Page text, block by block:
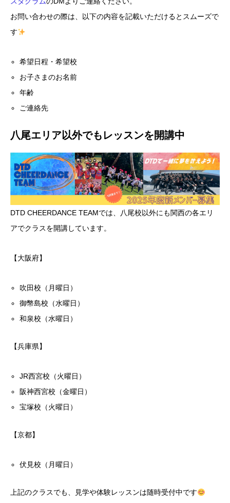
お問い合わせの際は、以下の内容を記載いただけるとスムーズで
す
希望日程・希望校
お子さまのお名前
年齢
ご連絡先
八尾エリア以外でもレッスンを開講中
DTD CHEERDANCE TEAMでは、八尾校以外にも関西の各エリ
アでクラスを開講しています。
【大阪府】
吹田校（月曜日）
御幣島校（水曜日）
和泉校（水曜日）
【兵庫県】
JR西宮校（火曜日）
阪神西宮校（金曜日）
宝塚校（火曜日）
【京都】
伏見校（月曜日）
上記のクラスでも、見学や体験レッスンは随時受付中です